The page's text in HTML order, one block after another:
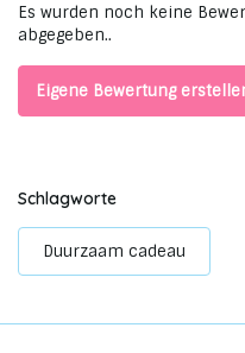
Es wurden noch keine
abgegeben..
Eigene Bewertung
Schlagworte
Duurzaam cadeau